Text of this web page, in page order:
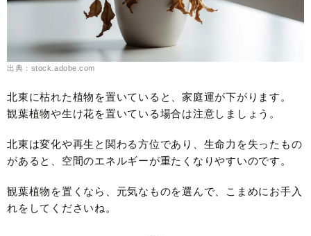
出典：stock.adobe.com
北東に枯れた植物を置いていると、家庭運が下がります。
観葉植物や生け花を置いている場合は注意しましょう。
北東は変化や再生と関わる方位であり、生命力を失ったもの
があると、空間のエネルギーが重たくなりやすいのです。
観葉植物を置くなら、元気なものを選んで、こまめにお手入
れをしてくださいね。